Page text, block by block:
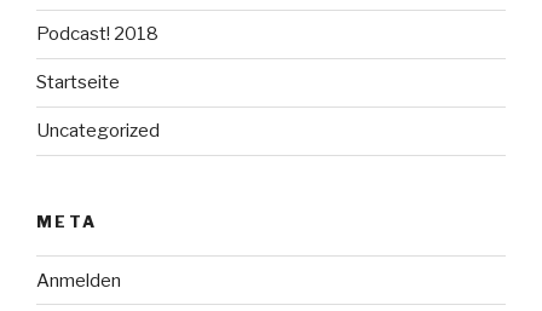
Podcast! 2018
Startseite
Uncategorized
META
Anmelden